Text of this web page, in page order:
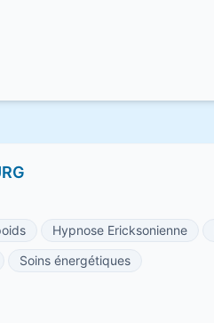
Hypnose Ericksonienne
Soins énergétiques